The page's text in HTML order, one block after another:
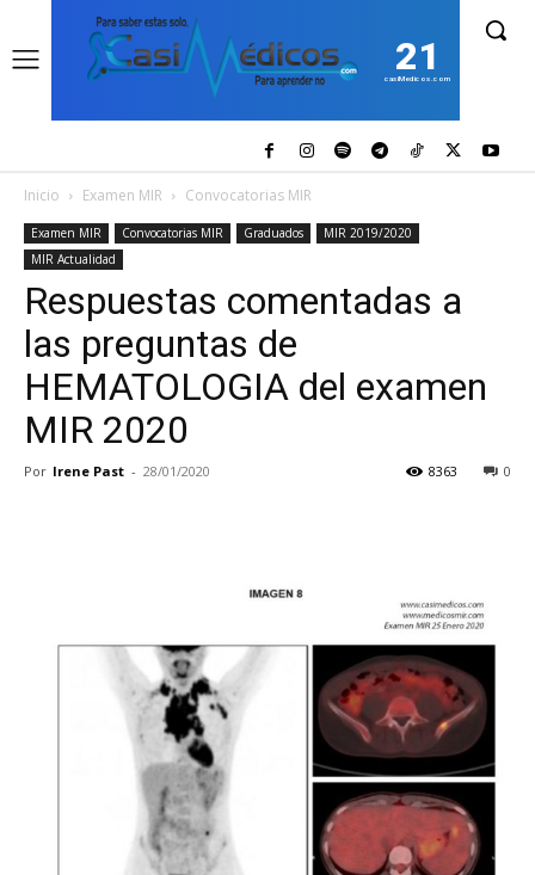
21
casiMedicos.com
Inicio Examen MIR Convocatorias MIR
Examen MIR Convocatorias MIR Graduados
MIR 2019/2020
MIR Actualidad
Respuestas comentadas a
las preguntas de
HEMATOLOGIA del examen
MIR 2020
Por Irene Past - 28/01/2020 0
8363